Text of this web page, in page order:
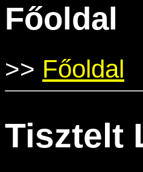
Főoldal
>> Főoldal
Tisztelt